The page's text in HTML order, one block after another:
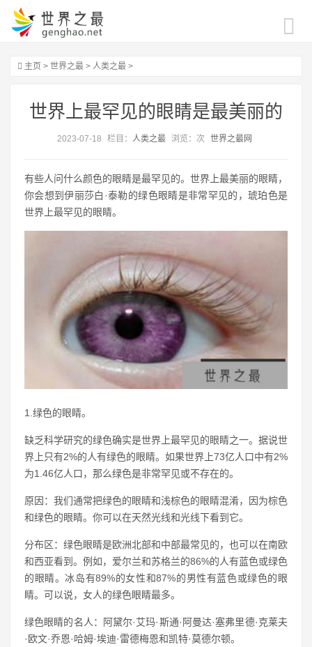
主页 > 世界之最 > 人类之最 >
世界上最罕见的眼睛是最美丽的
2023-07-18 栏目： 人类之最 浏览： 次 世界之最网
有些人问什么颜色的眼睛是最罕见的。世界上最美丽的眼睛，
你会想到伊丽莎白·泰勒的绿色眼睛是非常罕见的，琥珀色是
世界上最罕见的眼睛。
1.绿色的眼睛。
缺乏科学研究的绿色确实是世界上最罕见的眼睛之一。据说世
界上只有2%的人有绿色的眼睛。如果世界上73亿人口中有2%
为1.46亿人口，那么绿色是非常罕见或不存在的。
原因：我们通常把绿色的眼睛和浅棕色的眼睛混淆，因为棕色
和绿色的眼睛。你可以在天然光线和光线下看到它。
分布区：绿色眼睛是欧洲北部和中部最常见的，也可以在南欧
和西亚看到。例如，爱尔兰和苏格兰的86%的人有蓝色或绿色
的眼睛。冰岛有89%的女性和87%的男性有蓝色或绿色的眼
睛。可以说，女人的绿色眼睛最多。
绿色眼睛的名人：阿黛尔·艾玛·斯通·阿曼达·塞弗里德·克莱夫
·欧文·乔恩·哈姆·埃迪·雷德梅恩和凯特·莫德尔顿。